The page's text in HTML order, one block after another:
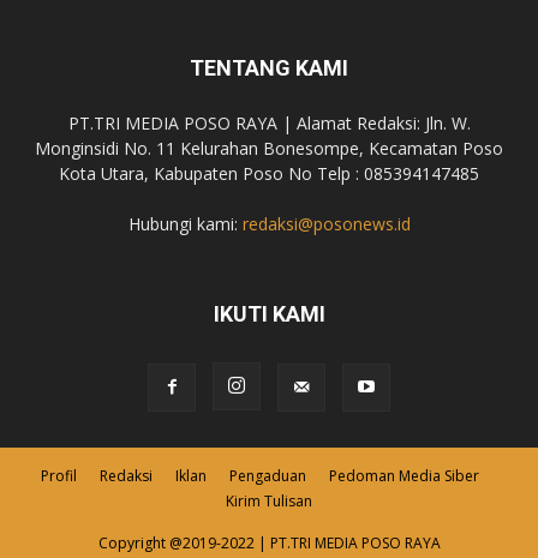
TENTANG KAMI
PT.TRI MEDIA POSO RAYA | Alamat Redaksi: Jln. W.
Monginsidi No. 11 Kelurahan Bonesompe, Kecamatan Poso
Kota Utara, Kabupaten Poso No Telp : 085394147485
Hubungi kami: redaksi@posonews.id
IKUTI KAMI
Profil Redaksi Iklan Pengaduan
Pedoman Media Siber
Kirim Tulisan
Copyright @2019-2022 | PT.TRI MEDIA POSO RAYA